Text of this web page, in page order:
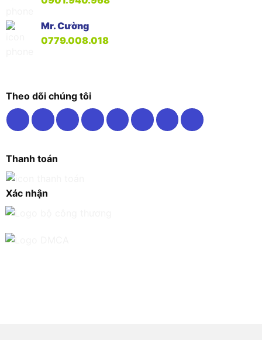
Mr. Cường
0779.008.018
Theo dõi chúng tôi
Thanh toán
Xác nhận